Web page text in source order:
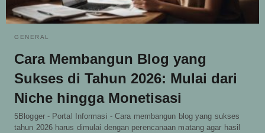
GENERAL
Cara Membangun Blog yang
Sukses di Tahun 2026: Mulai dari
Niche hingga Monetisasi
5Blogger - Portal Informasi - Cara membangun blog yang sukses
tahun 2026 harus dimulai dengan perencanaan matang agar hasil